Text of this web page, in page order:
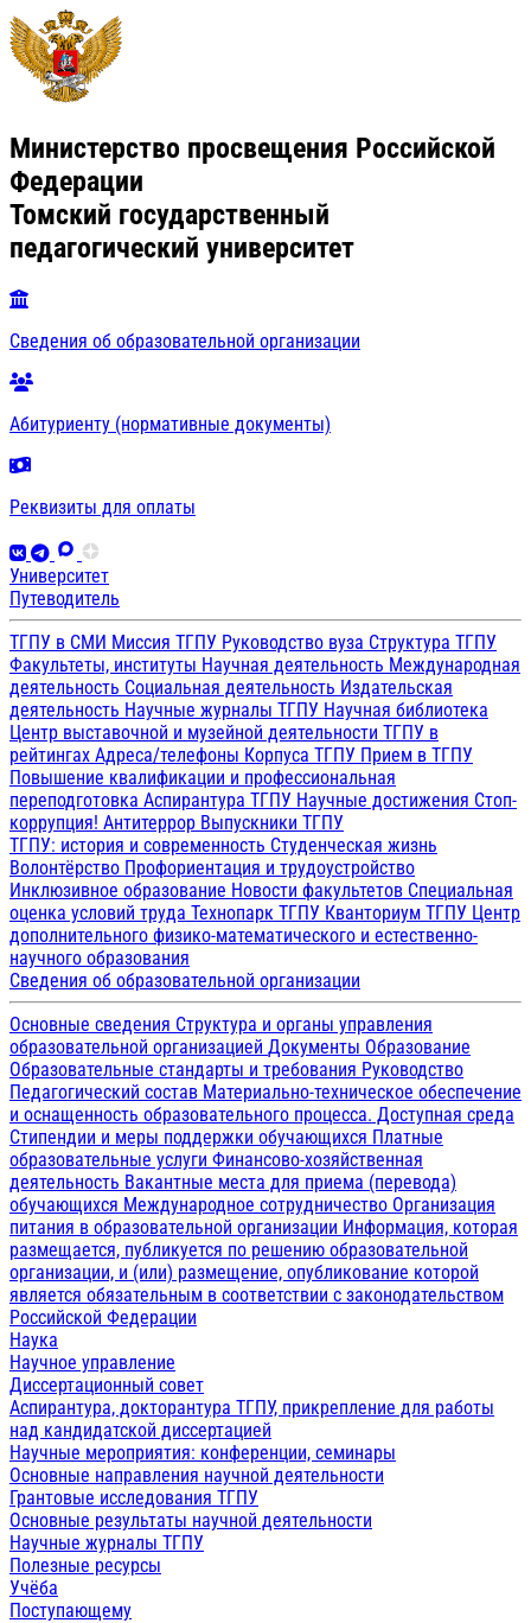
Министерство просвещения Российской
Федерации
Томский государственный
педагогический университет
Сведения об образовательной организации
Абитуриенту (нормативные документы)
Реквизиты для оплаты
Университет
Путеводитель
ТГПУ в СМИ Миссия ТГПУ Руководство вуза Структура ТГПУ
Факультеты, институты Научная деятельность Международная
деятельность Социальная деятельность Издательская
деятельность Научные журналы ТГПУ Научная библиотека
Центр выставочной и музейной деятельности ТГПУ в
рейтингах Адреса/телефоны Корпуса ТГПУ Прием в ТГПУ
Повышение квалификации и профессиональная
переподготовка Аспирантура ТГПУ Научные достижения Стоп-
коррупция! Антитеррор Выпускники ТГПУ
ТГПУ: история и современность Студенческая жизнь
Волонтёрство Профориентация и трудоустройство
Инклюзивное образование Новости факультетов Специальная
оценка условий труда Технопарк ТГПУ Кванториум ТГПУ Центр
дополнительного физико-математического и естественно-
научного образования
Сведения об образовательной организации
Основные сведения Структура и органы управления
образовательной организацией Документы Образование
Образовательные стандарты и требования Руководство
Педагогический состав Материально-техническое обеспечение
и оснащенность образовательного процесса. Доступная среда
Стипендии и меры поддержки обучающихся Платные
образовательные услуги Финансово-хозяйственная
деятельность Вакантные места для приема (перевода)
обучающихся Международное сотрудничество Организация
питания в образовательной организации Информация, которая
размещается, публикуется по решению образовательной
организации, и (или) размещение, опубликование которой
является обязательным в соответствии с законодательством
Российской Федерации
Наука
Научное управление
Диссертационный совет
Аспирантура, докторантура ТГПУ, прикрепление для работы
над кандидатской диссертацией
Научные мероприятия: конференции, семинары
Основные направления научной деятельности
Грантовые исследования ТГПУ
Основные результаты научной деятельности
Научные журналы ТГПУ
Полезные ресурсы
Учёба
Поступающему